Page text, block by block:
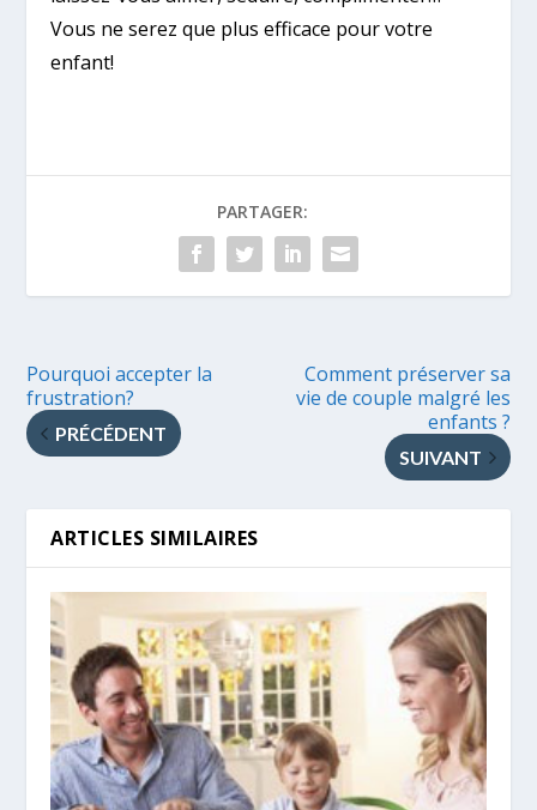
Vous ne serez que plus efficace pour votre
enfant!
PARTAGER:
Pourquoi accepter la
frustration?
PRÉCÉDENT
Comment préserver sa
vie de couple malgré les
enfants ?
SUIVANT
ARTICLES SIMILAIRES